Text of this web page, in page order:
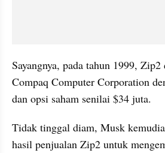
Sayangnya, pada tahun 1999,
Compaq Computer Corporation
dan opsi saham senilai $34 juta.
Tidak tinggal diam, Musk
hasil penjualan Zip2 untuk